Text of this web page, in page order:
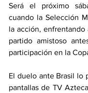
Será el próximo
cuando la Selección
la acción, enfrentando
partido amistoso
participación en la
El duelo ante Brasil lo
pantallas de TV